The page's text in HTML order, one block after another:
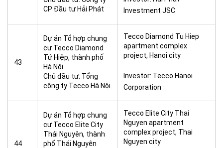
CP Đầu tư Hải Phát
Investment JSC
43
Dự án Tổ hợp chung
cư Tecco Diamond
Tứ Hiệp, thành phố
Hà Nội
Chủ đầu tư: Tổng
công ty Tecco Hà Nội
Tecco Diamond Tu Hiep
apartment complex
project, Hanoi city
Investor: Tecco Hanoi
Corporation
44
Dự án Tổ hợp chung
cư Tecco Elite City
Thái Nguyên, thành
phố Thái Nguyên
Tecco Elite City Thai
Nguyen apartment
complex project, Thai
Nguyen city